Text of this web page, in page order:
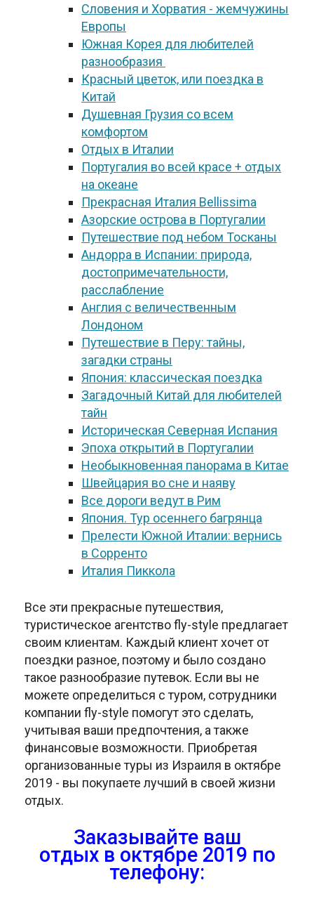
Словения и Хорватия - жемчужины
Европы
Южная Корея для любителей
разнообразия
Красный цветок, или поездка в
Китай
Душевная Грузия со всем
комфортом
Отдых в Италии
Португалия во всей красе + отдых
на океане
Прекрасная Италия Bellissima
Азорские острова в Португалии
Путешествие под небом Тосканы
Андорра в Испании: природа,
достопримечательности,
расслабление
Англия с величественным
Лондоном
Путешествие в Перу: тайны,
загадки страны
Япония: классическая поездка
Загадочный Китай для любителей
тайн
Историческая Северная Испания
Эпоха открытий в Португалии
Необыкновенная панорама в Китае
Швейцария во сне и наяву
Все дороги ведут в Рим
Япония. Тур осеннего багрянца
Прелести Южной Италии: вернись
в Сорренто
Италия Пиккола
Все эти прекрасные путешествия,
туристическое агентство fly-style предлагает
своим клиентам. Каждый клиент хочет от
поездки разное, поэтому и было создано
такое разнообразие путевок. Если вы не
можете определиться с туром, сотрудники
компании fly-style помогут это сделать,
учитывая ваши предпочтения, а также
финансовые возможности. Приобретая
организованные туры из Израиля в октябре
2019 - вы покупаете лучший в своей жизни
отдых.
Заказывайте ваш
отдых в октябре 2019 по
телефону: